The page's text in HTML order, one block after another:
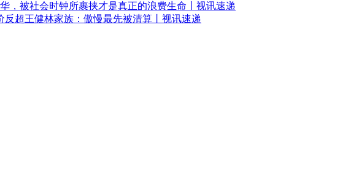
，被社会时钟所裹挟才是真正的浪费生命丨视讯速递
反超王健林家族：傲慢最先被清算丨视讯速递